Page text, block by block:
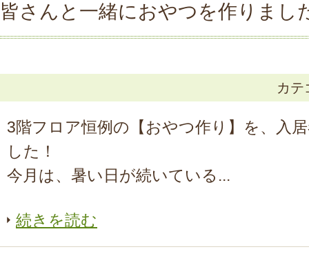
皆さんと一緒におやつを作りまし
カ
3階フロア恒例の【おやつ作り】を、入
した！
今月は、暑い日が続いている...
続きを読む